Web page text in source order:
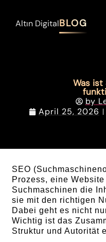
Altın DigitalBLOG
Was ist
by
April 25, 2026
SEO
Prozess, eine
Suchmaschinen die
sie mit den richtigen
Dabei geht es nicht
Wichtig ist das
Struktur und Autorität